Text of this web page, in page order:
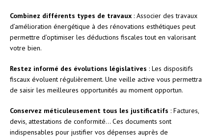
Combinez différents types de travaux : Associer des travaux
d’amélioration énergétique à des rénovations esthétiques peut
permettre d’optimiser les déductions fiscales tout en valorisant
votre bien.
Restez informé des évolutions législatives : Les dispositifs
fiscaux évoluent régulièrement. Une veille active vous permettra
de saisir les meilleures opportunités au moment opportun.
Conservez méticuleusement tous les justificatifs : Factures,
devis, attestations de conformité… Ces documents sont
indispensables pour justifier vos dépenses auprès de